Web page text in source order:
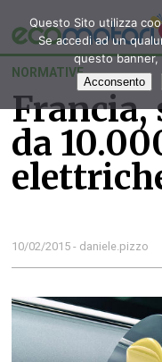
NORMATIVE
Francia,
da
10/02/2015 - daniele.pizzo
Questo Sito utilizza
Se accedi ad un
questo
Acconsento